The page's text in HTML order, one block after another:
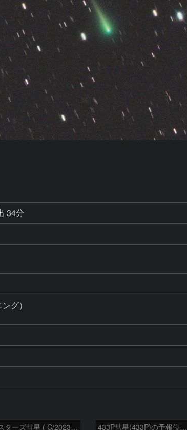
34分
グ）
パンスターズ彗星 ( C/2023R1 ) ：2026/05/20 433P彗星(433P)の予報位置：2026/05/30